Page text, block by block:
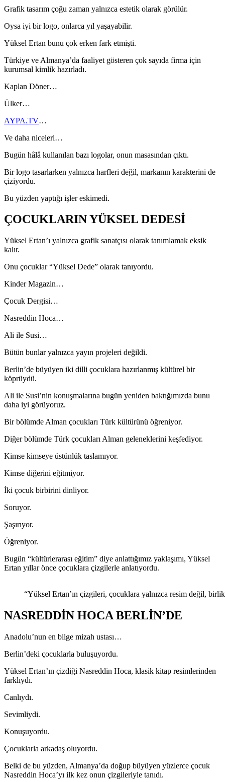
Grafik tasarım çoğu zaman yalnızca estetik olarak görülür.
Oysa iyi bir logo, onlarca yıl yaşayabilir.
Yüksel Ertan bunu çok erken fark etmişti.
Türkiye ve Almanya’da faaliyet gösteren çok sayıda firma için
kurumsal kimlik hazırladı.
Kaplan Döner…
Ülker…
AYPA.TV…
Ve daha niceleri…
Bugün hâlâ kullanılan bazı logolar, onun masasından çıktı.
Bir logo tasarlarken yalnızca harfleri değil, markanın karakterini de
çiziyordu.
Bu yüzden yaptığı işler eskimedi.
ÇOCUKLARIN YÜKSEL DEDESİ
Yüksel Ertan’ı yalnızca grafik sanatçısı olarak tanımlamak eksik
kalır.
Onu çocuklar “Yüksel Dede” olarak tanıyordu.
Kinder Magazin…
Çocuk Dergisi…
Nasreddin Hoca…
Ali ile Susi…
Bütün bunlar yalnızca yayın projeleri değildi.
Berlin’de büyüyen iki dilli çocuklara hazırlanmış kültürel bir
köprüydü.
Ali ile Susi’nin konuşmalarına bugün yeniden baktığımızda bunu
daha iyi görüyoruz.
Bir bölümde Alman çocukları Türk kültürünü öğreniyor.
Diğer bölümde Türk çocukları Alman geleneklerini keşfediyor.
Kimse kimseye üstünlük taslamıyor.
Kimse diğerini eğitmiyor.
İki çocuk birbirini dinliyor.
Soruyor.
Şaşırıyor.
Öğreniyor.
Bugün “kültürlerarası eğitim” diye anlattığımız yaklaşımı, Yüksel
Ertan yıllar önce çocuklara çizgilerle anlatıyordu.
“Yüksel Ertan’ın çizgileri, çocuklara yalnızca resim değil,
NASREDDİN HOCA BERLİN’DE
Anadolu’nun en bilge mizah ustası…
Berlin’deki çocuklarla buluşuyordu.
Yüksel Ertan’ın çizdiği Nasreddin Hoca, klasik kitap resimlerinden
farklıydı.
Canlıydı.
Sevimliydi.
Konuşuyordu.
Çocuklarla arkadaş oluyordu.
Belki de bu yüzden, Almanya’da doğup büyüyen yüzlerce çocuk
Nasreddin Hoca’yı ilk kez onun çizgileriyle tanıdı.